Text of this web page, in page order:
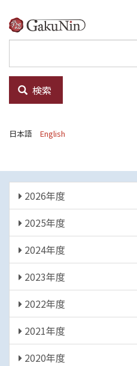
イ
ン
ン
テ
ツ
検索
日本語 English
年
度
2026年度
2025年度
2024年度
2023年度
2022年度
2021年度
2020年度